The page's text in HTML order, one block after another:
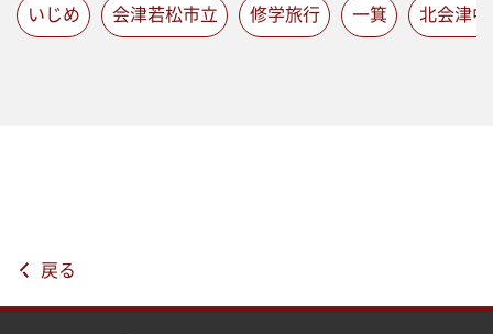
いじめ 会津若松市立 修学旅行 一箕 北会津中
戻る